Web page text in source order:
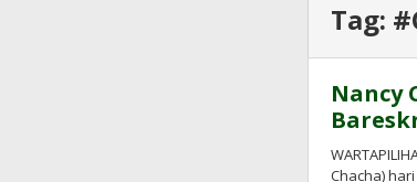
Tag:
Nancy
Chacha)